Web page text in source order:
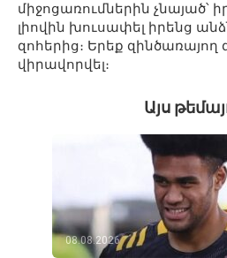
միջոցառումներին չնայած՝
լիովին խուսափել իրենց
զոհերից։ Երեք զինծառայող
վիրավորվել։
Այս
08.08.2026